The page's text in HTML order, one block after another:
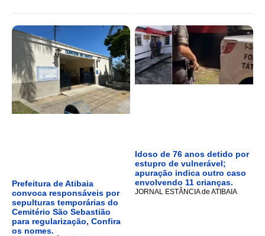
Prefeitura de Atibaia
convoca responsáveis por
sepulturas temporárias do
Cemitério São Sebastião
para regularização, Confira
os nomes.
Idoso de 76 anos detido por
estupro de vulnerável;
apuração indica outro caso
envolvendo 11 crianças.
JORNAL ESTÂNCIA de ATIBAIA